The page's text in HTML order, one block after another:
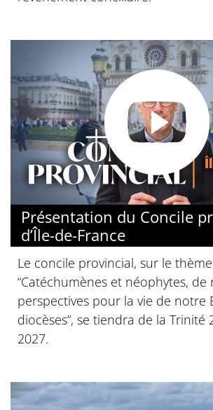
Présentation du Concile
d’Île-de-France
Le concile provincial, sur le
“Catéchumènes et néophytes, de
perspectives pour la vie de notre
diocèses”, se tiendra de la Trinité
2027.